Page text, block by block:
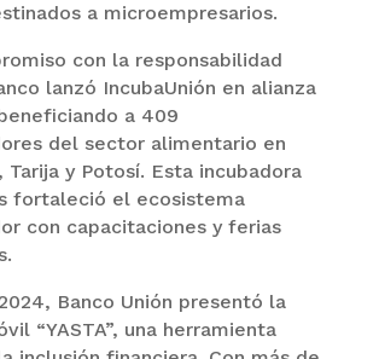
a microempresarios.
con la responsabilidad
lanzó IncubaUnión en alianza
a 409
del sector alimentario en
Tarija y Potosí. Esta incubadora
fortaleció el ecosistema
con capacitaciones y ferias
Banco Unión presentó la
“YASTA”, una herramienta